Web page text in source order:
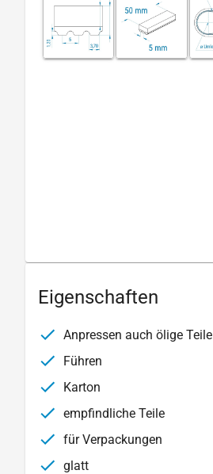
Eigenschaften
Anpressen auch ölige Teile
Führen
Karton
empfindliche Teile
für Verpackungen
glatt